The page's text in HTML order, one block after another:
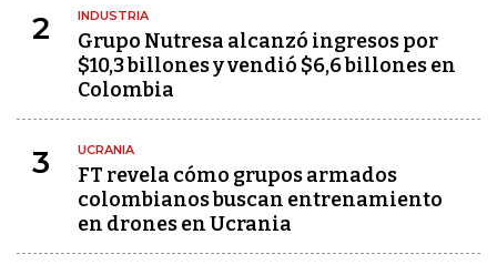
2 INDUSTRIA
Grupo Nutresa alcanzó ingresos por
$10,3 billones y vendió $6,6 billones en
Colombia
3 UCRANIA
FT revela cómo grupos armados
colombianos buscan entrenamiento
en drones en Ucrania